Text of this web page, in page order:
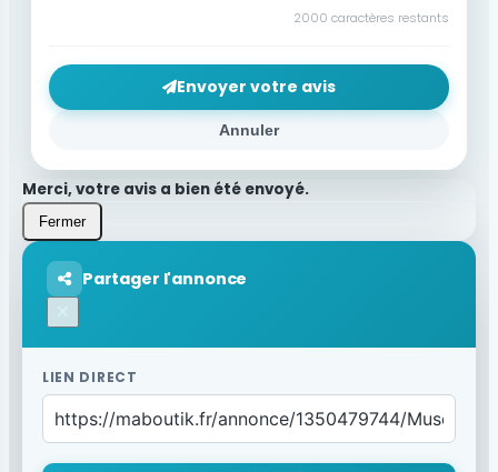
2000 caractères restants
Annuler
Envoyer votre avis
Merci, votre avis a bien été envoyé.
Fermer
Partager l'annonce
LIEN DIRECT